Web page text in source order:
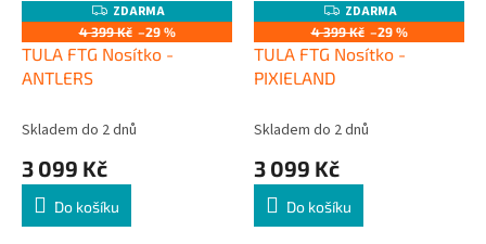
Z
D
A
R
ZDARMA
4 399 Kč –29 %
TULA FTG Nosítko -
ANTLERS
Skladem do 2 dnů
3 099 Kč
Do košíku
Z
D
A
R
ZDARMA
4 399 Kč –29 %
TULA FTG Nosítko -
PIXIELAND
Skladem do 2 dnů
3 099 Kč
Do košíku